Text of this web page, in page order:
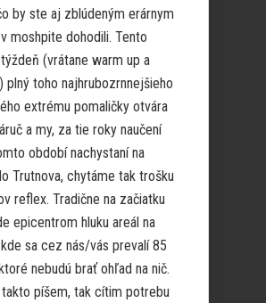
by ste aj zblúdeným erárnym
moshpite dohodili. Tento
(vrátane warm up a
plný toho najhrubozrnnejšieho
extrému pomaličky otvára
a my, za tie roky naučení
období nachystaní na
Trutnova, chytáme tak trošku
reflex. Tradične na začiatku
epicentrom hluku areál na
sa cez nás/vás prevalí 85
nebudú brať ohľad na nič.
píšem, tak cítim potrebu